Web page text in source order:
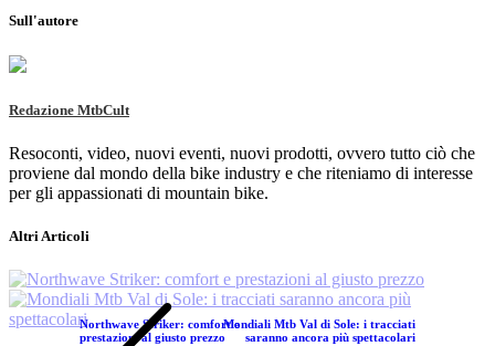
Sull'autore
Redazione MtbCult
Resoconti, video, nuovi eventi, nuovi prodotti, ovvero tutto ciò che
proviene dal mondo della bike industry e che riteniamo di interesse
per gli appassionati di mountain bike.
Altri Articoli
Northwave Striker: comfort e
prestazioni al giusto prezzo
Mondiali Mtb Val di Sole: i tracciati
saranno ancora più spettacolari